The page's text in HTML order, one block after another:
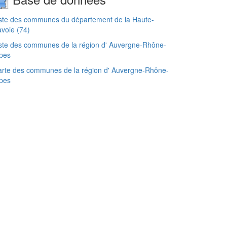
des communes du département de la Haute-
(74)
des communes de la région d' Auvergne-Rhône-
des communes de la région d' Auvergne-Rhône-